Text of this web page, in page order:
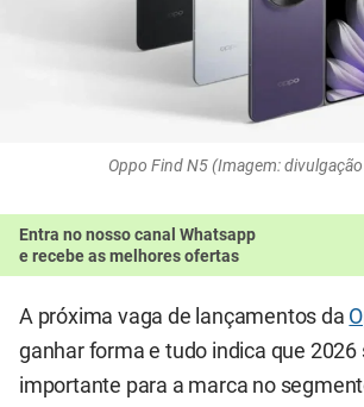
Oppo Find N5 (Imagem:
Entra no nosso canal Whatsapp
e recebe as melhores ofertas
A próxima vaga de lançamentos da
ganhar forma e tudo indica que 2026
importante para a marca no